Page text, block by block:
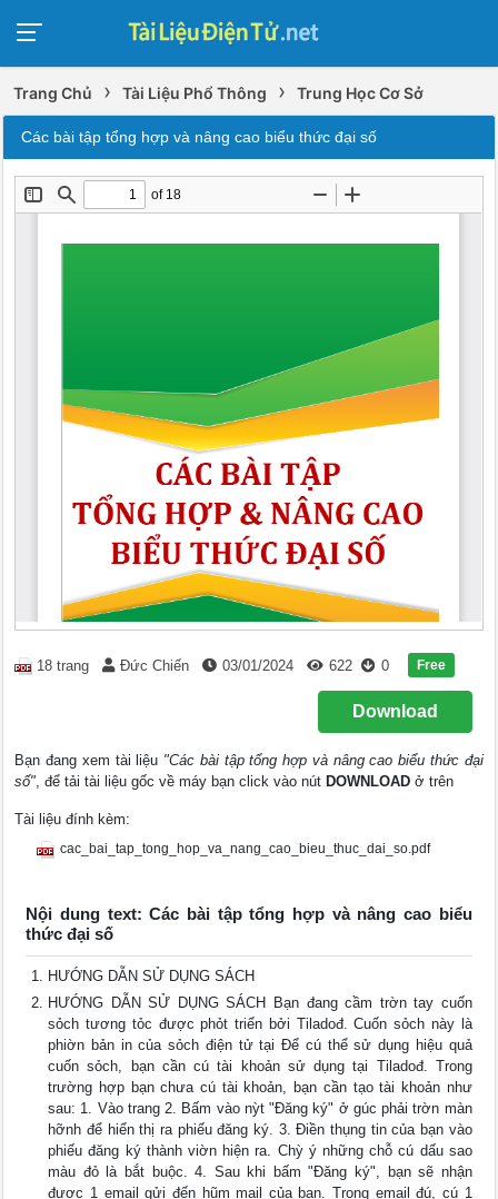
Trang Chủ › Tài Liệu Phổ Thông › Trung Học Cơ Sở
Các bài tập tổng hợp và nâng cao biểu thức đại số
18 trang Đức Chiến 03/01/2024 622 0 Free
Download
Bạn đang xem tài liệu "Các bài tập tổng hợp và nâng cao biểu thức đại
số", để tải tài liệu gốc về máy bạn click vào nút DOWNLOAD ở trên
Tài liệu đính kèm:
cac_bai_tap_tong_hop_va_nang_cao_bieu_thuc_dai_so.pdf
Nội dung text: Các bài tập tổng hợp và nâng cao biểu
thức đại số
HƯỚNG DẪN SỬ DỤNG SÁCH
HƯỚNG DẪN SỬ DỤNG SÁCH Bạn đang cầm trờn tay cuốn
sỏch tương tỏc được phỏt triển bởi Tiladođ. Cuốn sỏch này là
phiờn bản in của sỏch điện tử tại Để cú thể sử dụng hiệu quả
cuốn sỏch, bạn cần cú tài khoản sử dụng tại Tiladođ. Trong
trường hợp bạn chưa cú tài khoản, bạn cần tạo tài khoản như
sau: 1. Vào trang 2. Bấm vào nỳt "Đăng ký" ở gúc phải trờn màn
hỡnh để hiển thị ra phiếu đăng ký. 3. Điền thụng tin của bạn vào
phiếu đăng ký thành viờn hiện ra. Chỳ ý những chỗ cú dấu sao
màu đỏ là bắt buộc. 4. Sau khi bấm "Đăng ký", bạn sẽ nhận
được 1 email gửi đến hũm mail của bạn. Trong email đú, cú 1